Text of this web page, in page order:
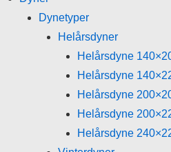
Dynetyper
Helårsdyner
Helårsdyne
Helårsdyne
Helårsdyne
Helårsdyne
Helårsdyne